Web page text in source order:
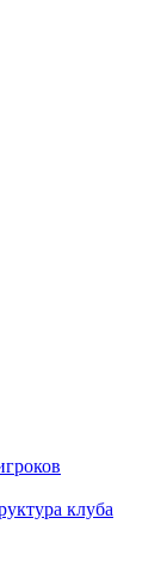
клуба